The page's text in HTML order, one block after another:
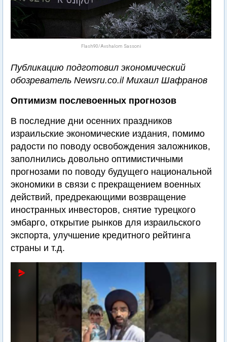
Flash90/Avshalom Sassoni
Публикацию подготовил экономический
обозреватель Newsru.co.il Михаил Шафранов
Оптимизм послевоенных прогнозов
В последние дни осенних праздников
израильские экономические издания, помимо
радости по поводу освобождения заложников,
заполнились довольно оптимистичными
прогнозами по поводу будущего национальной
экономики в связи с прекращением военных
действий, предрекающими возвращение
иностранных инвесторов, снятие турецкого
эмбарго, открытие рынков для израильского
экспорта, улучшение кредитного рейтинга
страны и т.д.